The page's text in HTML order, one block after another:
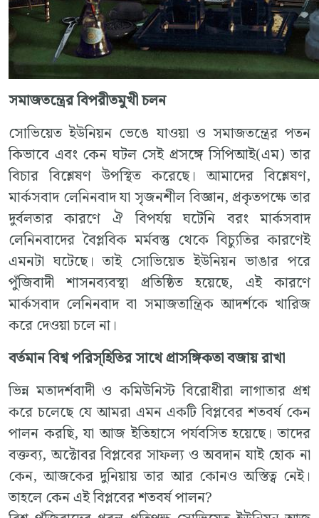
সমাজতন্ত্রের বিপরীতমুখী চলন
সোভিয়েত ইউনিয়ন ভেঙে যাওয়া ও সমাজতন্ত্রের পতন
কিভাবে এবং কেন ঘটল সেই প্রসঙ্গে সিপিআই(এম) তার
বিচার বিশ্লেষণ উপস্থিত করেছে। আমাদের বিশ্লেষণ,
মার্কসবাদ লেনিনবাদ যা সৃজনশীল বিজ্ঞান, প্রকৃতপক্ষে তার
দুর্বলতার কারণে ঐ বিপর্যয় ঘটেনি বরং মার্কসবাদ
লেনিনবাদের বৈপ্লবিক মর্মবস্তু থেকে বিচ্যুতির কারণেই
এমনটা ঘটেছে। তাই সোভিয়েত ইউনিয়ন ভাঙার পরে
পুঁজিবাদী শাসনব্যবস্থা প্রতিষ্ঠিত হয়েছে, এই কারণে
মার্কসবাদ লেনিনবাদ বা সমাজতান্ত্রিক আদর্শকে খারিজ
করে দেওয়া চলে না।
বর্তমান বিশ্ব পরিস্হিতির সাথে প্রাসঙ্গিকতা বজায় রাখা
ভিন্ন মতাদর্শবাদী ও কমিউনিস্ট বিরোধীরা লাগাতার প্রশ্ন
করে চলেছে যে আমরা এমন একটি বিপ্লবের শতবর্ষ কেন
পালন করছি, যা আজ ইতিহাসে পর্যবসিত হয়েছে। তাদের
বক্তব্য, অক্টোবর বিপ্লবের সাফল্য ও অবদান যাই হোক না
কেন, আজকের দুনিয়ায় তার আর কোনও অস্তিত্ব নেই।
তাহলে কেন এই বিপ্লবের শতবর্ষ পালন?